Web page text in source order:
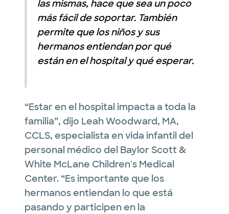
las mismas, hace que sea un poco
más fácil de soportar. También
permite que los niños y sus
hermanos entiendan por qué
están en el hospital y qué esperar.
“Estar en el hospital impacta a toda la
familia”, dijo Leah Woodward, MA,
CCLS, especialista en vida infantil del
personal médico del Baylor Scott &
White McLane Children's Medical
Center. “Es importante que los
hermanos entiendan lo que está
pasando y participen en la